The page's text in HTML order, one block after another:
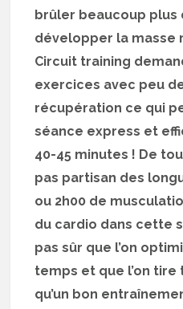
brûler beaucoup plus
développer la masse
Circuit training
exercices avec peu
récupération ce qui
séance express et
40-45 minutes ! De
pas partisan des
ou 2h00 de
du cardio dans cette
pas sûr que l’on
temps et que l’on
qu’un bon